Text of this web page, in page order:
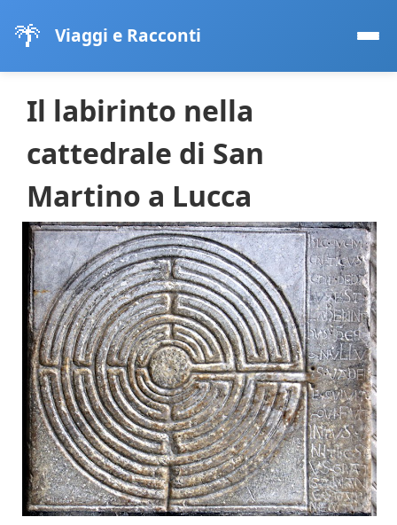
🌴 Viaggi e Racconti
Il labirinto nella
cattedrale di San
Martino a Lucca